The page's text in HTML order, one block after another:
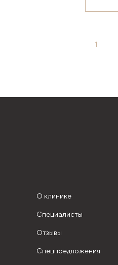
1
О клинике
Специалисты
Отзывы
Спецпредложения